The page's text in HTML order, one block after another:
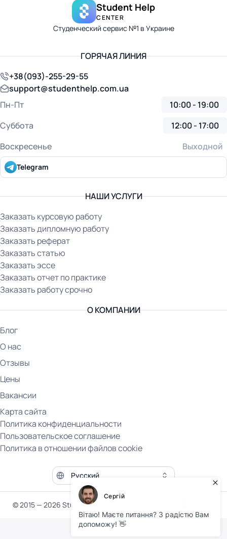
Student Help
CENTER
Студенческий сервис №1 в Украине
НАШИ УСЛУГИ
Заказать курсовую работу
Заказать дипломную работу
Заказать реферат
Заказать статью
Заказать эссе
Заказать отчет по практике
Заказать работу срочно
О КОМПАНИИ
Блог
О нас
Отзывы
Цены
Вакансии
Карта сайта
Политика конфиденциальности
Пользовательское соглашение
Политика в отношении файлов cookie
ГОРЯЧАЯ ЛИНИЯ
+38(093)-255-29-55
support@studenthelp.com.ua
Пн-Пт
10:00 - 19:00
Суббота
12:00 - 17:00
Воскресенье
Выходной
Telegram
Язык сайта
© 2015 — 2026 Student Help. Все права защищены